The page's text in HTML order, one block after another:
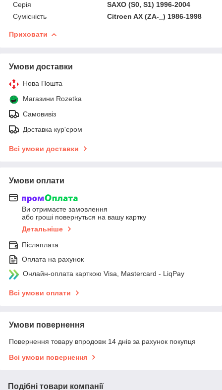
Серія
SAXO (S0, S1) 1996-2004
Сумісність
Citroen AX (ZA-_) 1986-1998
Приховати
Умови доставки
Нова Пошта
Магазини Rozetka
Самовивіз
Доставка кур'єром
Всі умови доставки
Умови оплати
Ви отримаєте замовлення
або гроші повернуться на вашу картку
Детальніше
Післяплата
Оплата на рахунок
Онлайн-оплата карткою Visa, Mastercard - LiqPay
Всі умови оплати
Умови повернення
Повернення товару впродовж 14 днів за рахунок покупця
Всі умови повернення
Подібні товари компанії